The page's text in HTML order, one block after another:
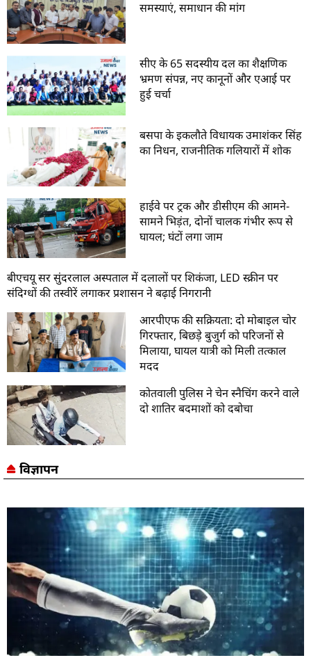
समस्याएं, समाधान की मांग
सीए के 65 सदस्यीय दल का शैक्षणिक
भ्रमण संपन्न, नए कानूनों और एआई पर
हुई चर्चा
बसपा के इकलौते विधायक उमाशंकर सिंह
का निधन, राजनीतिक गलियारों में शोक
हाईवे पर ट्रक और डीसीएम की आमने-
सामने भिड़ंत, दोनों चालक गंभीर रूप से
घायल; घंटों लगा जाम
बीएचयू सर सुंदरलाल अस्पताल में दलालों पर शिकंजा, LED स्क्रीन पर
संदिग्धों की तस्वीरें लगाकर प्रशासन ने बढ़ाई निगरानी
आरपीएफ की सक्रियता: दो मोबाइल चोर
गिरफ्तार, बिछड़े बुजुर्ग को परिजनों से
मिलाया, घायल यात्री को मिली तत्काल
मदद
कोतवाली पुलिस ने चेन स्नैचिंग करने वाले
दो शातिर बदमाशों को दबोचा
विज्ञापन